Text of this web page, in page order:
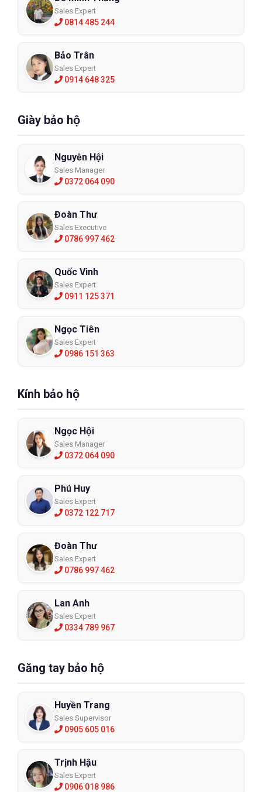
Sales Expert
0814 485 244
Bảo Trân
Sales Expert
0914 648 325
Giày bảo hộ
Nguyễn Hội
Sales Manager
0372 064 090
Đoàn Thư
Sales Executive
0786 997 462
Quốc Vinh
Sales Expert
0911 125 371
Ngọc Tiên
Sales Expert
0986 151 363
Kính bảo hộ
Ngọc Hội
Sales Manager
0372 064 090
Phú Huy
Sales Expert
0372 122 717
Đoàn Thư
Sales Expert
0786 997 462
Lan Anh
Sales Expert
0334 789 967
Găng tay bảo hộ
Huyền Trang
Sales Supervisor
0905 605 016
Trịnh Hậu
Sales Expert
0906 018 986